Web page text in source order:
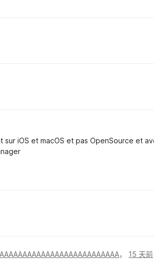
iOS et macOS et pas OpenSource et
， 15 天前